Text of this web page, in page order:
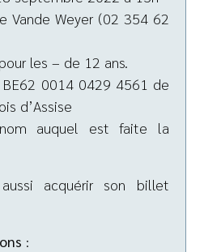
Vande Weyer (02 354 62
les – de 12 ans.
0014 0429 4561 de
d’Assise
auquel est faite la
acquérir son billet
: